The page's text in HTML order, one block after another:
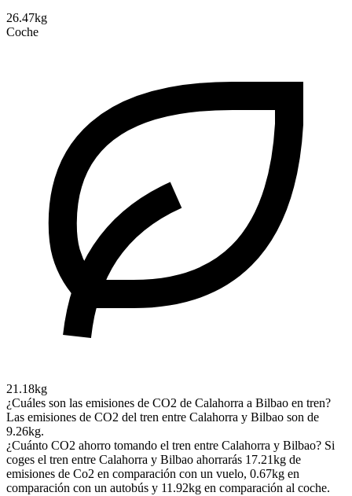
26.47kg
Coche
21.18kg
¿Cuáles son las emisiones de CO2 de Calahorra a Bilbao en tren?
Las emisiones de CO2 del tren entre Calahorra y Bilbao son de
9.26kg.
¿Cuánto CO2 ahorro tomando el tren entre Calahorra y Bilbao? Si
coges el tren entre Calahorra y Bilbao ahorrarás 17.21kg de
emisiones de Co2 en comparación con un vuelo, 0.67kg en
comparación con un autobús y 11.92kg en comparación al coche.